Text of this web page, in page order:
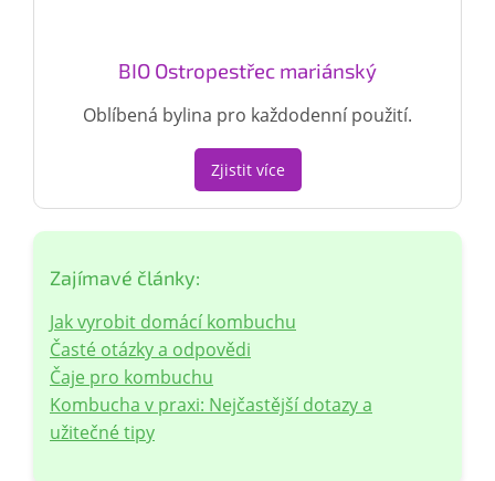
BIO Ostropestřec mariánský
Oblíbená bylina pro každodenní použití.
Zjistit více
Zajímavé články:
Jak vyrobit domácí kombuchu
Časté otázky a odpovědi
Čaje pro kombuchu
Kombucha v praxi: Nejčastější dotazy a
užitečné tipy